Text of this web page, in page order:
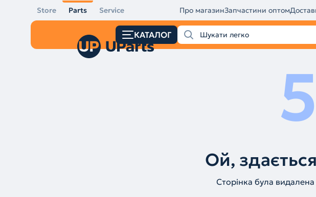
Store Parts Service Про магазинЗапчастини оптом
КАТАЛОГ
5
Ой,
Сторінка була